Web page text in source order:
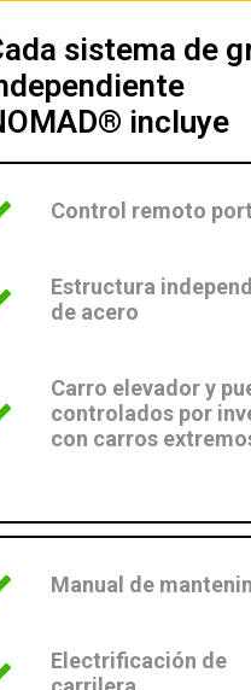
sistema de
incluye
Control remoto
Estructura
de acero
Carro elevador y
controlados por
con carros
Manual de
Electrificación de